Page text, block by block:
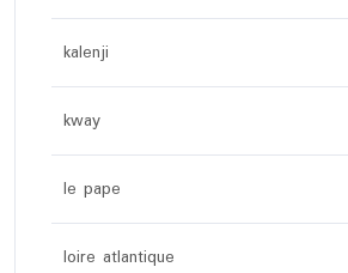
kalenji
kway
le pape
loire atlantique